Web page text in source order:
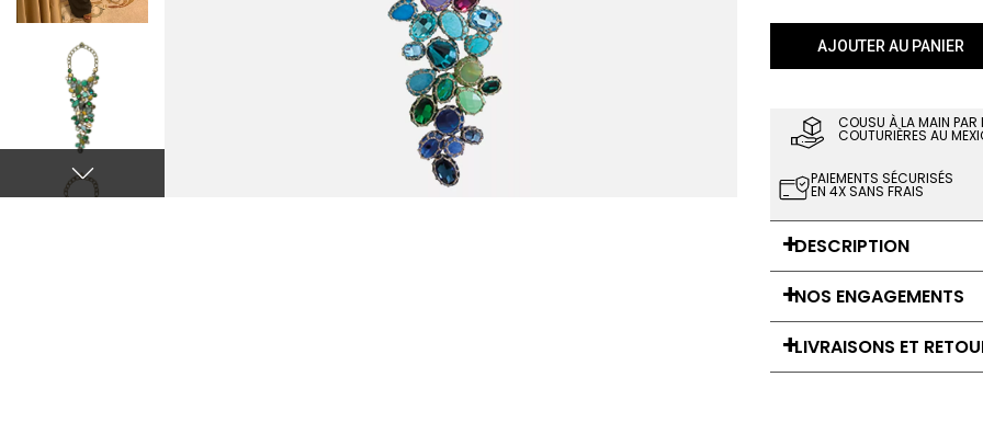
AJOUTER AU PANIER
COUSU À LA MAIN PAR
COUTURIÈRES AU
PAIEMENTS SÉCURISÉS
EN 4X SANS FRAIS
DESCRIPTION
NOS ENGAGEMENTS
LIVRAISONS ET